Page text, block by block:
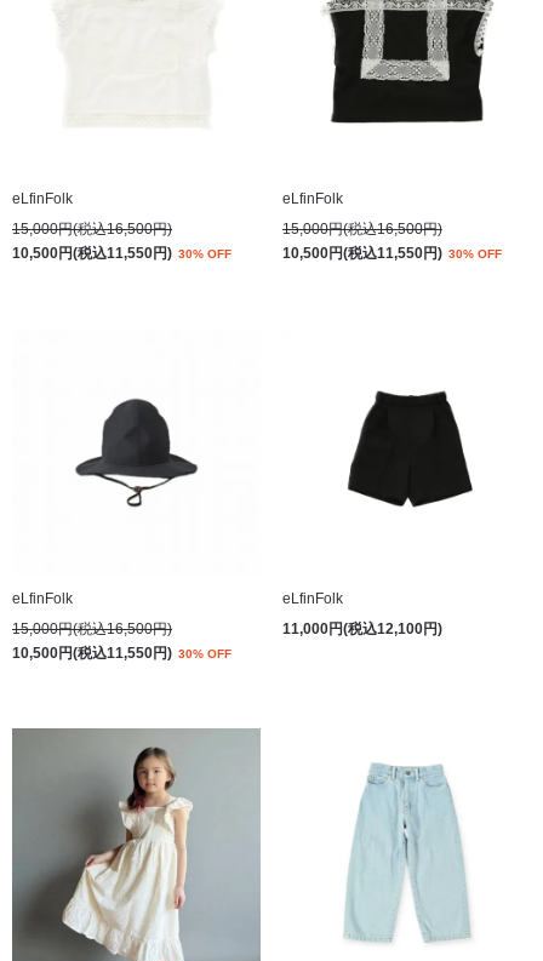
eLfinFolk
15,000円(税込16,500円)
10,500円(税込11,550円) 30% OFF
eLfinFolk
15,000円(税込16,500円)
10,500円(税込11,550円) 30% OFF
eLfinFolk
15,000円(税込16,500円)
10,500円(税込11,550円) 30% OFF
eLfinFolk
11,000円(税込12,100円)